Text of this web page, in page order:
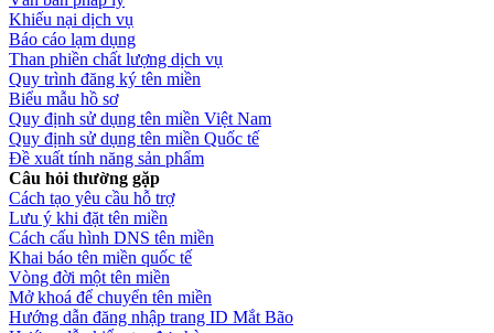
Khiếu nại dịch vụ
Báo cáo lạm dụng
Than phiền chất lượng dịch vụ
Quy trình đăng ký tên miền
Biểu mẫu hồ sơ
Quy định sử dụng tên miền Việt Nam
Quy định sử dụng tên miền Quốc tế
Đề xuất tính năng sản phẩm
Câu hỏi thường gặp
Cách tạo yêu cầu hỗ trợ
Lưu ý khi đặt tên miền
Cách cấu hình DNS tên miền
Khai báo tên miền quốc tế
Vòng đời một tên miền
Mở khoá để chuyển tên miền
Hướng dẫn đăng nhập trang ID Mắt Bão